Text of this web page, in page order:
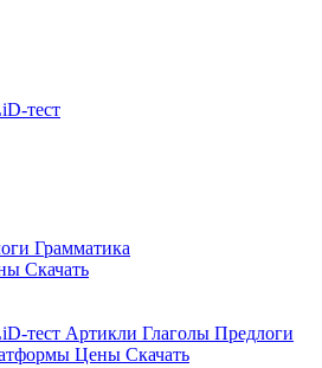
тест
Грамматика
Скачать
тест Артикли Глаголы Предлоги
Цены Скачать